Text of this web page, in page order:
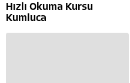
Hızlı Okuma Kursu
Kumluca